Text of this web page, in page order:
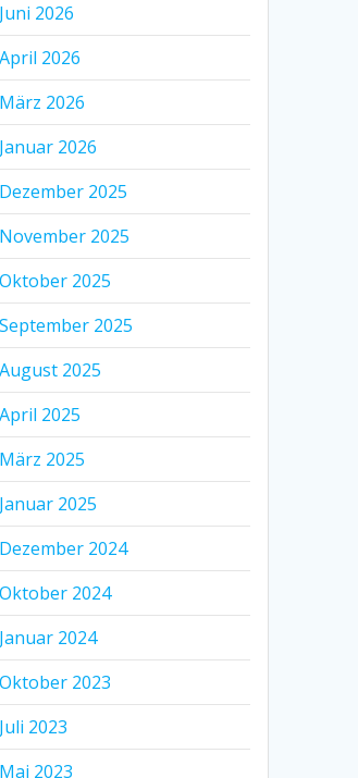
Juni 2026
April 2026
März 2026
Januar 2026
Dezember 2025
November 2025
Oktober 2025
September 2025
August 2025
April 2025
März 2025
Januar 2025
Dezember 2024
Oktober 2024
Januar 2024
Oktober 2023
Juli 2023
Mai 2023